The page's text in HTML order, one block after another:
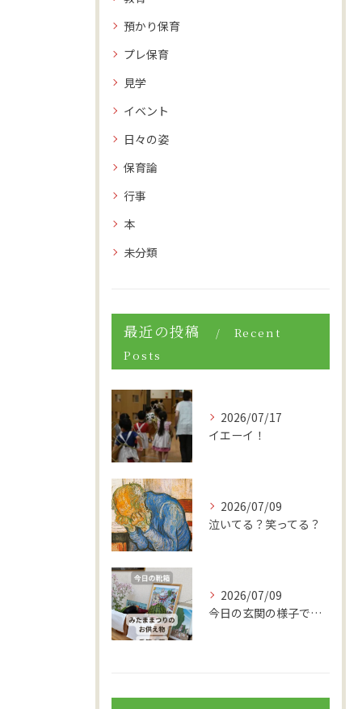
預かり保育
プレ保育
見学
イベント
日々の姿
保育論
行事
本
未分類
最近の投稿
Recent
Posts
2026/07/17
イエーイ！
2026/07/09
泣いてる？笑ってる？
2026/07/09
今日の玄関の様子です。